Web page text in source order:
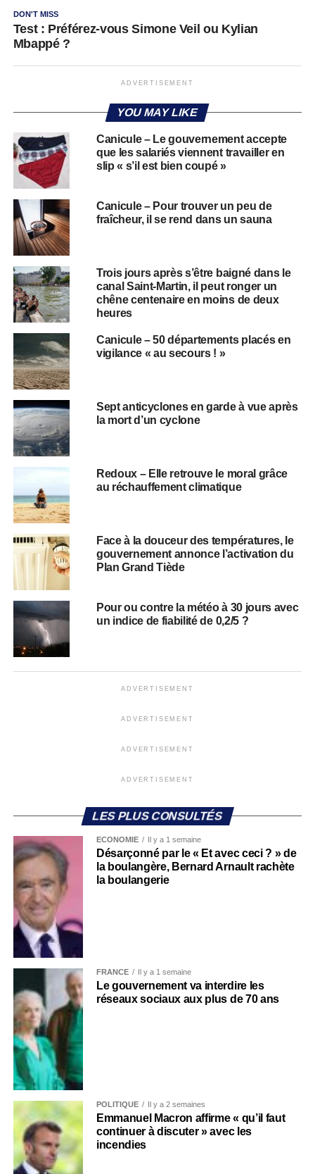
DON'T MISS
Test : Préférez-vous Simone Veil ou Kylian
Mbappé ?
ADVERTISEMENT
YOU MAY LIKE
Canicule – Le gouvernement accepte
que les salariés viennent travailler en
slip « s’il est bien coupé »
Canicule – Pour trouver un peu de
fraîcheur, il se rend dans un sauna
Trois jours après s’être baigné dans le
canal Saint-Martin, il peut ronger un
chêne centenaire en moins de deux
heures
Canicule – 50 départements placés en
vigilance « au secours ! »
Sept anticyclones en garde à vue après
la mort d’un cyclone
Redoux – Elle retrouve le moral grâce
au réchauffement climatique
Face à la douceur des températures, le
gouvernement annonce l’activation du
Plan Grand Tiède
Pour ou contre la météo à 30 jours avec
un indice de fiabilité de 0,2/5 ?
ADVERTISEMENT
ADVERTISEMENT
ADVERTISEMENT
ADVERTISEMENT
LES PLUS CONSULTÉS
ECONOMIE Il y a 1 semaine
Désarçonné par le « Et avec ceci ? » de
la boulangère, Bernard Arnault rachète
la boulangerie
FRANCE Il y a 1 semaine
Le gouvernement va interdire les
réseaux sociaux aux plus de 70 ans
POLITIQUE Il y a 2 semaines
Emmanuel Macron affirme « qu’il faut
continuer à discuter » avec les
incendies